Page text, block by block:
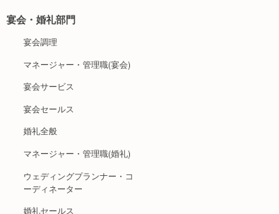
宴会・婚礼部門
宴会調理
マネージャー・管理職(宴会)
宴会サービス
宴会セールス
婚礼全般
マネージャー・管理職(婚礼)
ウェディングプランナー・コ
ーディネーター
婚礼セールス